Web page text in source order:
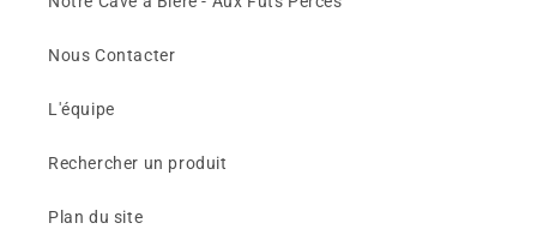
Nous Contacter
L'équipe
Rechercher un produit
Plan du site